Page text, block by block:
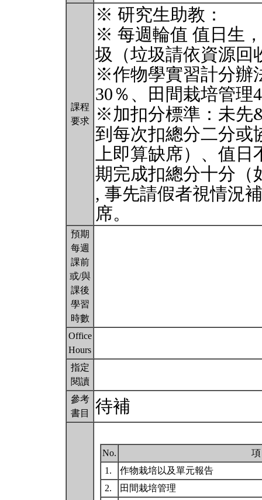
課程
要求
※ 研究生助教：
※ 每週輪值 值日生
圾（垃圾請依資源回
※作物學實習計分辦
30％、田間栽培管理
※加扣分標準：未先
到每次扣總分二分或
上即算缺席）、值日
期完成扣總分十分（
, 事先請假者視情況
席。
預期
每週
課前
或/與
課後
學習
時數
Office
Hours
指定
閱讀
參考
書目
待補
No.
1.
作物栽培以及單元報告
2.
田間栽培管理